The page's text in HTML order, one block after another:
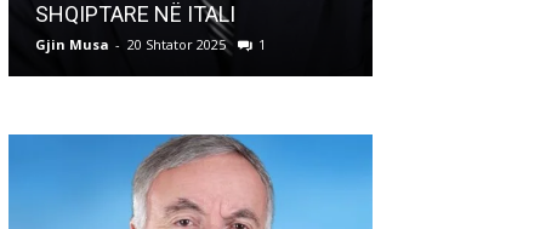
SHQIPTARE NË ITALI
Gjin Musa - 20 Shtator 2025 1